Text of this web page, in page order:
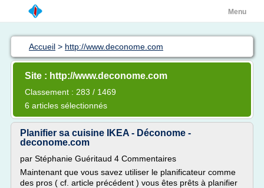
Menu
Accueil > http://www.deconome.com
Site : http://www.deconome.com
Classement : 283 / 1469
6 articles sélectionnés
Planifier sa cuisine IKEA - Déconome -
deconome.com
par Stéphanie Guéritaud 4 Commentaires
Maintenant que vous savez utiliser le planificateur comme
des pros ( cf. article précédent ) vous êtes prêts à planifier